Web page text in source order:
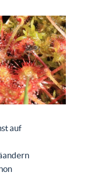
auf